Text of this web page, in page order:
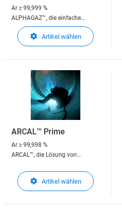
Ar ≥ 99,999 %
ALPHAGAZ™, die einfache
Lösung für Ihre Analysezwecke -
ALPHAGAZ™ 1 erfüllt Ihre
Anforderungen bei Analysen im
Artikel wählen
ARCAL™ Prime
Ar ≥ 99,998 %
ARCAL™, die Lösung von
Schutzgase zum
Lichtbogenschweissen
Artikel wählen